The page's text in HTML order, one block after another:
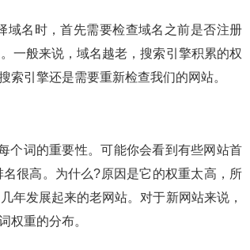
名时，首先需要检查域名之前是否注册
一般来说，域名越老，搜索引擎积累的权
引擎还是需要重新检查我们的网站。
词的重要性。可能你会看到有些网站首
很高。为什么?原因是它的权重太高，所
年发展起来的老网站。对于新网站来说，
权重的分布。